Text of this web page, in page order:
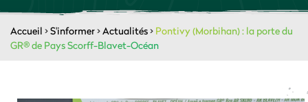
Accueil >S'informer>Actualités> Pontivy (Morbihan) : la porte du
GR® de Pays Scorff-Blavet-Océan